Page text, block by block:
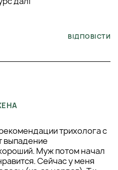
ВІДПОВІСТИ
трихолога с
выпадение
Муж потом начал
Сейчас у меня